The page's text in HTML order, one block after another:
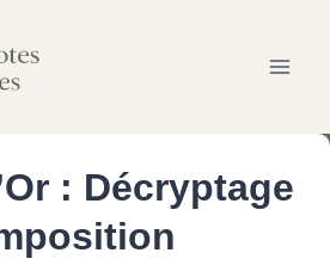
: Décryptage